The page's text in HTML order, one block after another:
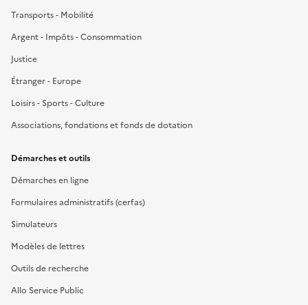
Transports - Mobilité
Argent - Impôts - Consommation
Justice
Étranger - Europe
Loisirs - Sports - Culture
Associations, fondations et fonds de dotation
Démarches et outils
Démarches en ligne
Formulaires administratifs (cerfas)
Simulateurs
Modèles de lettres
Outils de recherche
Allo Service Public